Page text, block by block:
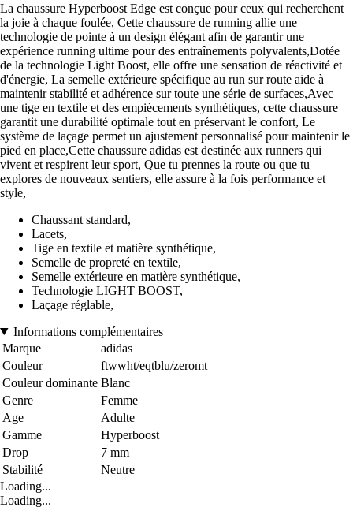
La chaussure Hyperboost Edge est conçue pour ceux qui recherchent
la joie à chaque foulée, Cette chaussure de running allie une
technologie de pointe à un design élégant afin de garantir une
expérience running ultime pour des entraînements polyvalents,Dotée
de la technologie Light Boost, elle offre une sensation de réactivité et
d'énergie, La semelle extérieure spécifique au run sur route aide à
maintenir stabilité et adhérence sur toute une série de surfaces,Avec
une tige en textile et des empiècements synthétiques, cette chaussure
garantit une durabilité optimale tout en préservant le confort, Le
système de laçage permet un ajustement personnalisé pour maintenir le
pied en place,Cette chaussure adidas est destinée aux runners qui
vivent et respirent leur sport, Que tu prennes la route ou que tu
explores de nouveaux sentiers, elle assure à la fois performance et
style,
Chaussant standard,
Lacets,
Tige en textile et matière synthétique,
Semelle de propreté en textile,
Semelle extérieure en matière synthétique,
Technologie LIGHT BOOST,
Laçage réglable,
Informations complémentaires
Marque
adidas
Couleur
ftwwht/eqtblu/zeromt
Couleur dominante Blanc
Genre
Femme
Age
Adulte
Gamme
Hyperboost
Drop
7 mm
Stabilité
Neutre
Loading...
Loading...